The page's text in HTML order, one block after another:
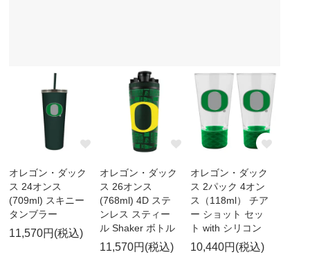
オレゴン・ダック
ス 24オンス
(709ml) スキニー
タンブラー
11,570円(税込)
オレゴン・ダック
ス 26オンス
(768ml) 4D ステ
ンレス スティー
ル Shaker ボトル
11,570円(税込)
オレゴン・ダック
ス 2パック 4オン
ス（118ml） チア
ー ショット セッ
ト with シリコン
10,440円(税込)